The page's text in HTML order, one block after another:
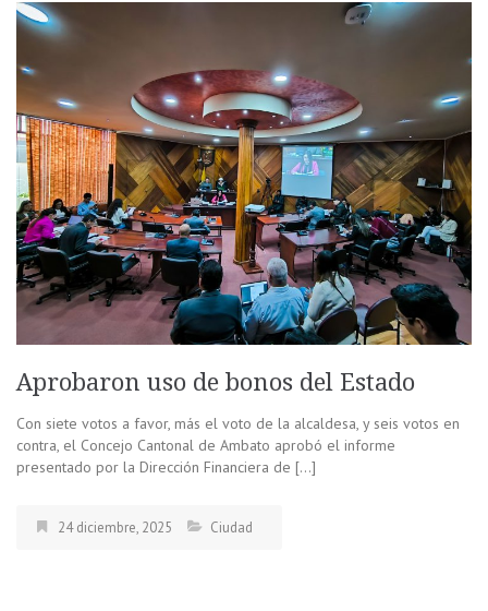
Aprobaron uso de bonos del Estado
Con siete votos a favor, más el voto de la alcaldesa, y seis votos en
contra, el Concejo Cantonal de Ambato aprobó el informe
presentado por la Dirección Financiera de […]
24 diciembre, 2025 Ciudad